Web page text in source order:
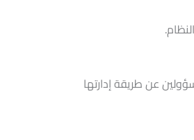
عن طريقة إدارتها